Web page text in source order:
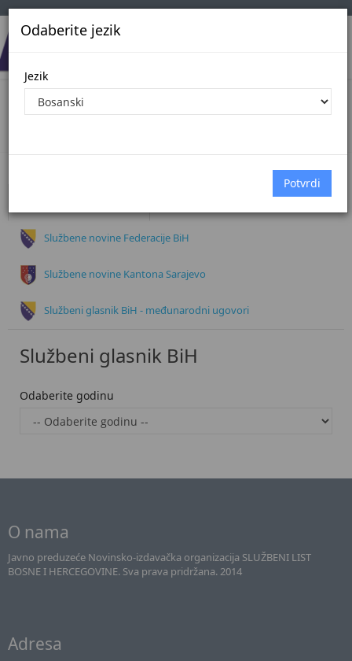
Odaberite jezik
Jezik
Dokumenti
Službene novine Federacije BiH
Službene novine Kantona Sarajevo
Službeni glasnik BiH - međunarodni ugovori
Službeni glasnik BiH
Odaberite godinu
O nama
Javno preduzeće Novinsko-izdavačka organizacija SLUŽBENI LIST
BOSNE I HERCEGOVINE. Sva prava pridržana. 2014
Adresa